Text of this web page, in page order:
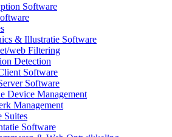
Software
& Illustratie Software
web Filtering
Detection
Software
Software
Device Management
Management
Suites
Software